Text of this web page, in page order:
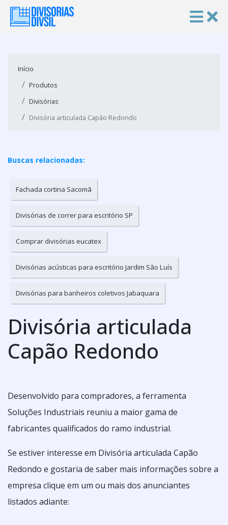
Início
Produtos
Divisórias
Divisória articulada Capão Redondo
Buscas relacionadas:
Fachada cortina Sacomã
Divisórias de correr para escritório SP
Comprar divisórias eucatex
Divisórias acústicas para escritório Jardim São Luís
Divisórias para banheiros coletivos Jabaquara
Divisória articulada
Capão Redondo
Desenvolvido para compradores, a ferramenta
Soluções Industriais reuniu a maior gama de
fabricantes qualificados do ramo industrial.
Se estiver interesse em Divisória articulada Capão
Redondo e gostaria de saber mais informações sobre a
empresa clique em um ou mais dos anunciantes
listados adiante: